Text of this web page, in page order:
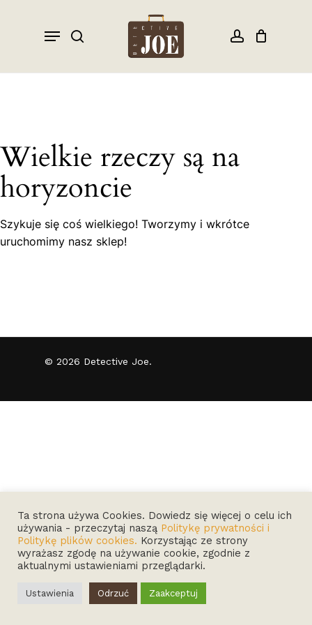
account
Menu
Cart Close
Cart
Wielkie rzeczy są na
horyzoncie
Szykuje się coś wielkiego! Tworzymy i wkrótce
uruchomimy nasz sklep!
Ta strona używa Cookies. Dowiedz się więcej o celu ich
używania - przeczytaj naszą Politykę prywatności i
Politykę plików cookies. Korzystając ze strony
wyrażasz zgodę na używanie cookie, zgodnie z
aktualnymi ustawieniami przeglądarki.
Ustawienia Odrzuć Zaakceptuj
© 2026 Detective Joe.